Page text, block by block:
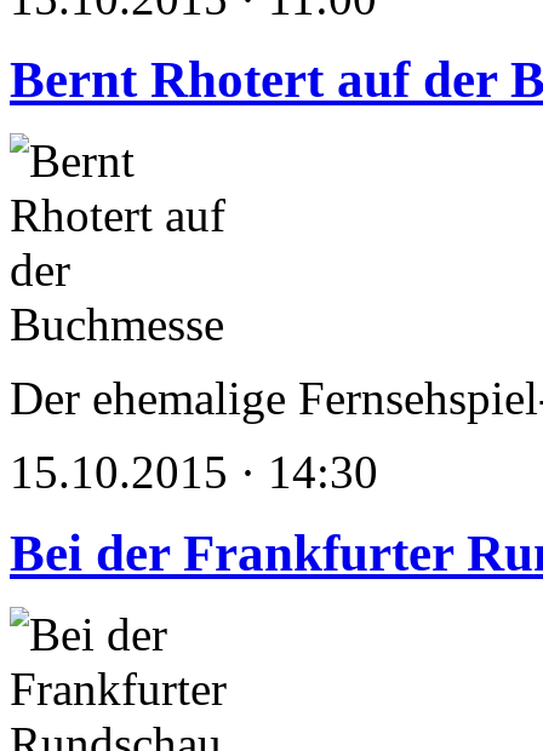
Bernt Rhotert auf der
Der ehemalige
15.10.2015 · 14:30
Bei der Frankfurter